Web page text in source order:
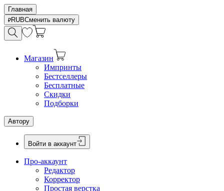
Главная
RUBСменить валюту
Магазин
Импринты
Бестселлеры
Бесплатные
Скидки
Подборки
Автору
Войти в аккаунт
Про-аккаунт
Редактор
Корректор
Простая верстка